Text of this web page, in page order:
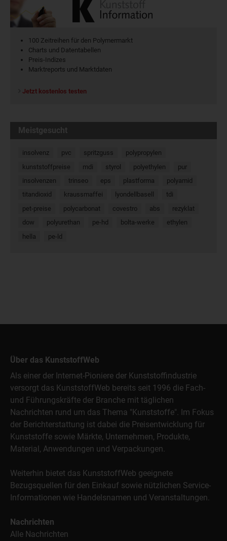
100 Zeitreihen für den Polymermarkt
Charts und Datentabellen
Preis-Indizes
Marktreports und Marktdaten
Jetzt kostenlos testen
Meistgesucht
insolvenz pvc spritzguss
polypropylen
kunststoffpreise
mdi styrol polyethylen
pur
insolvenzen
trinseo eps plastforma
polyamid
titandioxid
kraussmaffei lyondellbasell
tdi
pet-preise
polycarbonat covestro abs
rezyklat
dow
polyurethan pe-hd bolta-werke
ethylen
hella
pe-ld
Über das KunststoffWeb
Als einer der Internet-Pioniere der Kunststoffindustrie
versorgt das KunststoffWeb bereits seit 1996 die Fach-
und Führungskräfte der Branche mit täglichen
Nachrichten rund um das Thema "Kunststoffe". Im Fokus
der Berichterstattung ist dabei die Preisentwicklung für
Kunststoffe sowie Märkte, Unternehmen, Produkte,
Material, Anwendungen und Verpackungen.
Weiterhin bietet das KunststoffWeb geeignete
Bezugsquellen für den Einkauf sowie nützlichen Service-
Informationen wie Handelsnamen und Veranstaltungen.
Nachrichten
Alle Nachrichten